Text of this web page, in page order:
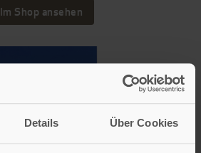
Details Über Cookies
Im Shop ansehen